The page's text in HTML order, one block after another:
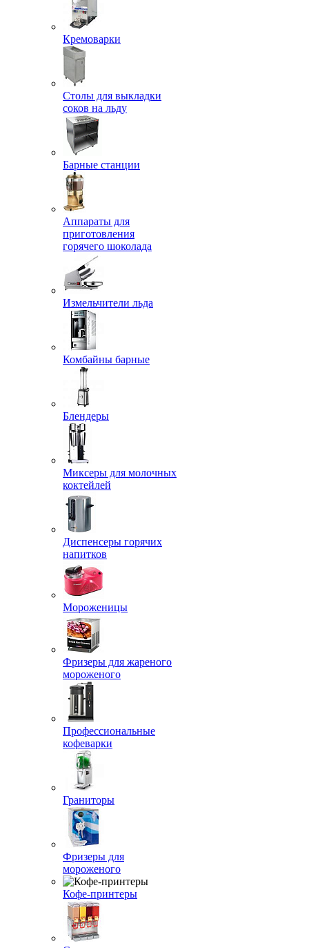
Кремоварки
Столы для выкладки
соков на льду
Барные станции
Аппараты для
приготовления
горячего шоколада
Измельчители льда
Комбайны барные
Блендеры
Миксеры для молочных
коктейлей
Диспенсеры горячих
напитков
Мороженицы
Фризеры для жареного
мороженого
Профессиональные
кофеварки
Граниторы
Фризеры для
мороженого
Кофе-принтеры